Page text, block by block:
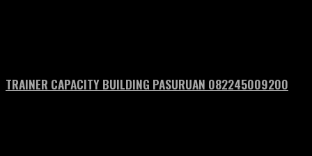
TRAINER CAPACITY BUILDING PASURUAN 082245009200